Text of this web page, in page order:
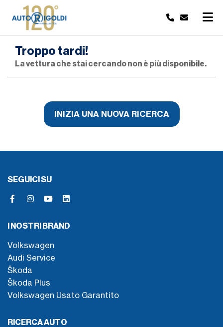
Troppo tardi!
La vettura che stai cercando non è più disponibile.
INIZIA UNA NUOVA RICERCA
SEGUICI SU
I NOSTRI BRAND
Volkswagen
Audi Service
Škoda
Škoda Plus
Volkswagen Usato Garantito
RICERCA AUTO